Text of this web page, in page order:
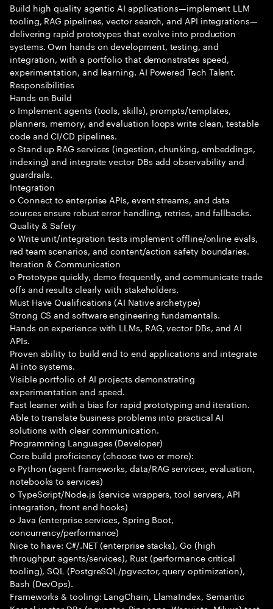
Build high quality agentic AI applications—implement LLM
tooling, RAG pipelines, vector search, and API integrations—
delivering rapid prototypes that evolve into production
systems. Own hands on development, testing, and
integration, with a portfolio that demonstrates speed,
experimentation, and learning. AI Powered Tech Talent.
Responsibilities
Hands on Build
o Implement agents (tools, skills), prompts/templates,
planners, memory, and evaluation loops write clean, testable
code and CI/CD pipelines.
o Stand up RAG services (ingestion, chunking, embeddings,
indexing) and integrate vector DBs add observability and
guardrails.
Integration
o Connect to enterprise APIs, event streams, and data
sources ensure robust error handling, retries, and fallbacks.
Quality & Safety
o Write unit/integration tests implement offline/online evals,
red team scenarios, and content/action safety boundaries.
Iteration & Communication
o Prototype quickly, demo frequently, and communicate trade
offs and results clearly with stakeholders.
Must Have Qualifications (AI Native archetype)
Strong CS and software engineering fundamentals.
Hands on experience with LLMs, RAG, vector DBs, and AI
APIs.
Proven ability to build end to end applications and integrate
AI into systems.
Visible portfolio of AI projects demonstrating
experimentation and speed.
Fast learner with a bias for rapid prototyping and iteration.
Able to translate business problems into practical AI
solutions with clear communication.
Programming Languages (Developer)
Core build proficiency (choose two or more):
o Python (agent frameworks, data/RAG services, evaluation,
notebooks to services)
o TypeScript/Node.js (service wrappers, tool servers, API
integration, front end hooks)
o Java (enterprise services, Spring Boot,
concurrency/performance)
Nice to have: C#/.NET (enterprise stacks), Go (high
throughput agents/services), Rust (performance critical
tooling), SQL (PostgreSQL/pgvector, query optimization),
Bash (DevOps).
Frameworks & tooling: LangChain, LlamaIndex, Semantic